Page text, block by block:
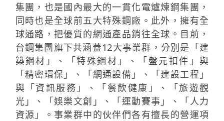
集團，也是國內最大的一貫化電爐煉鋼集團，
同時也是全球前五大特殊鋼廠。此外，擁有全
球通路，把優質的網通產品銷往全球。目前，
台鋼集團旗下共涵蓋12大事業群，分別是「建
築鋼材」、「特殊鋼材」、「盤元扣件」與
「精密環保」、「網通設備」、「建設工程」
與「資訊服務」、「餐飲健康」、「旅遊觀
光」、「娛樂文創」、「運動賽事」、「人力
資源」。事業群中的伙伴們各有擅長的營運項